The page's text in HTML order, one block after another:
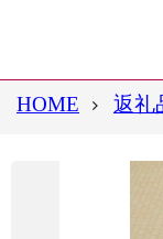
HOME 返礼